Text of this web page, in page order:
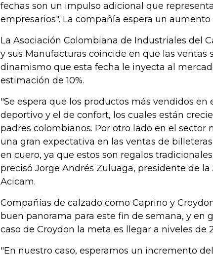
fechas son un impulso adicional que
empresarios". La compañía espera un aumento
La Asociación Colombiana de Industriales del
y sus Manufacturas coincide en que las ventas
dinamismo que esta fecha le inyecta al
estimación de 10%.
"Se espera que los productos más vendidos en
deportivo y el de confort, los cuales están
padres colombianos. Por otro lado en el sector
una gran expectativa en las ventas de
en cuero, ya que estos son regalos
precisó Jorge Andrés Zuluaga, presidente de
Acicam.
Compañías de calzado como Caprino y
buen panorama para este fin de semana, y en
caso de Croydon la meta es llegar a niveles de
"En nuestro caso, esperamos un incremento